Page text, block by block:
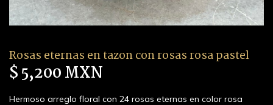
Rosas eternas en tazon con rosas rosa pastel
$ 5,200 MXN
Hermoso arreglo floral con 24 rosas eternas en color rosa